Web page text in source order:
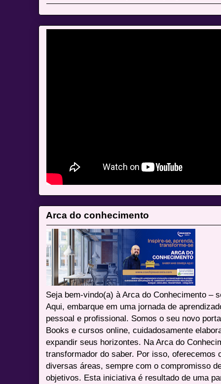
Arca do conhecimento
Seja bem-vindo(a) à Arca do Conhecimento –
Aqui, embarque em uma jornada de
pessoal e profissional. Somos o seu novo
Books e cursos online, cuidadosamente
expandir seus horizontes. Na Arca do
transformador do saber. Por isso, oferecemos
diversas áreas, sempre com o compromisso
objetivos. Esta iniciativa é resultado de uma